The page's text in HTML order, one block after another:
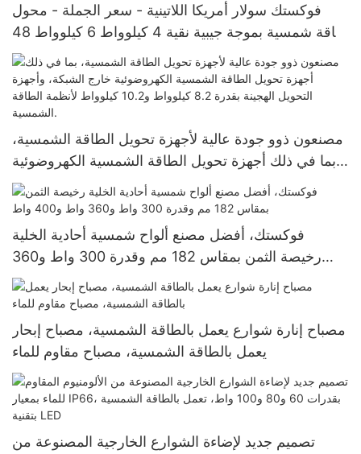
فوكستك سولار أمريكا اللاتينية - سعر الجملة - محول
طاقة شمسية بموجة جيبية نقية 4 كيلوواط 6 كيلوواط 48
فولت 120/240 فولت - محول طاقة شمسية خارج
الشبكة
مصنعون ذوو جودة عالية لأجهزة تحويل الطاقة الشمسية،
بما في ذلك أجهزة تحويل الطاقة الشمسية الكهروضوئية
خارج الشبكة، وأجهزة التحويل الهجينة بقدرة 8.2 كيلوواط
و10.2 كيلوواط لأنظمة الطاقة الشمسية.
فوكستك، أفضل مصنع ألواح شمسية أحادية الخلية
رخيصة الثمن بمقاس 182 مم وقدرة 300 واط و360
واط و400 واط
مصباح إنارة شوارع يعمل بالطاقة الشمسية، مصباح إبحار
يعمل بالطاقة الشمسية، مصباح مقاوم للماء
تصميم جديد لإضاءة الشوارع الخارجية المصنوعة من